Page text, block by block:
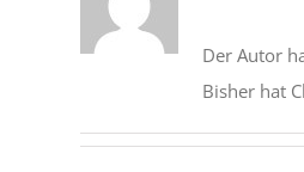
Der Autor
Bisher hat